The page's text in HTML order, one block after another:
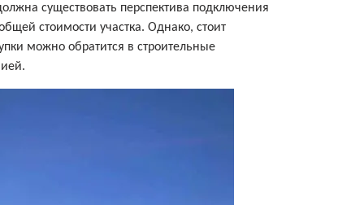
существовать перспектива подключения
стоимости участка. Однако, стоит
можно обратится в строительные